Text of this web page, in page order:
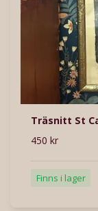
Träsnitt St
450 kr
Finns i lager